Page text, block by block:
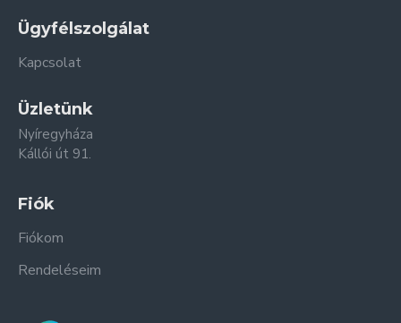
Ügyfélszolgálat
Kapcsolat
Üzletünk
Nyíregyháza
Kállói út 91.
Fiók
Fiókom
Rendeléseim